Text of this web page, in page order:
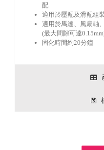
配
適用於壓配及滑配組
適用於馬達、風扇軸
(最大間隙可達
固化時間約20分鐘